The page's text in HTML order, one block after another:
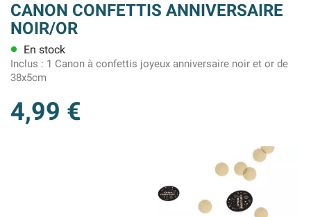
CANON CONFETTIS ANNIVERSAIRE
NOIR/OR
lens En stock
Inclus : 1 Canon à confettis joyeux anniversaire noir et or de
38x5cm
4,99 €